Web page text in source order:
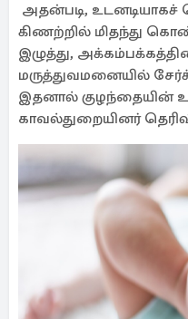
அதன்படி,
கிணற்றில் மிதந்து
இழுத்து,
மருத்துவமனையில்
இதனால் குழந்தையின்
காவல்துறையினர்